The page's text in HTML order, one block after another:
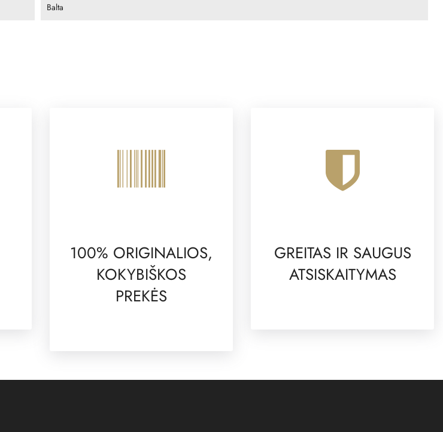
Balta
100% ORIGINALIOS,
KOKYBIŠKOS
PREKĖS
GREITAS IR SAUGUS
ATSISKAITYMAS